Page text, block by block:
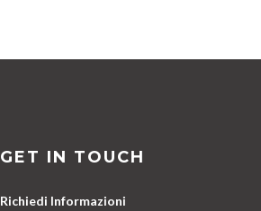
GET IN TOUCH
Richiedi Informazioni